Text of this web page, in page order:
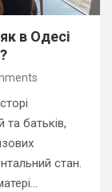
в Одесі
та батьків,
стан.